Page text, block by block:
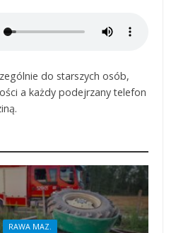
do starszych osób,
a każdy podejrzany telefon
RAWA MAZ.